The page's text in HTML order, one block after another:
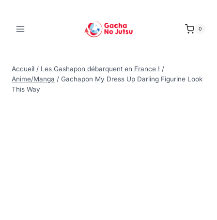
0
Accueil / Les Gashapon débarquent en France ! /
Anime/Manga / Gachapon My Dress Up Darling Figurine Look
This Way